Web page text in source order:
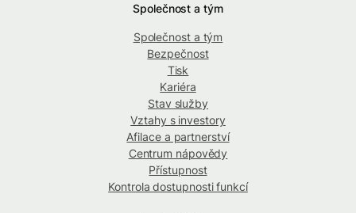
Společnost a tým
Společnost a tým
Bezpečnost
Tisk
Kariéra
Stav služby
Vztahy s investory
Afilace a partnerství
Centrum nápovědy
Přístupnost
Kontrola dostupnosti funkcí